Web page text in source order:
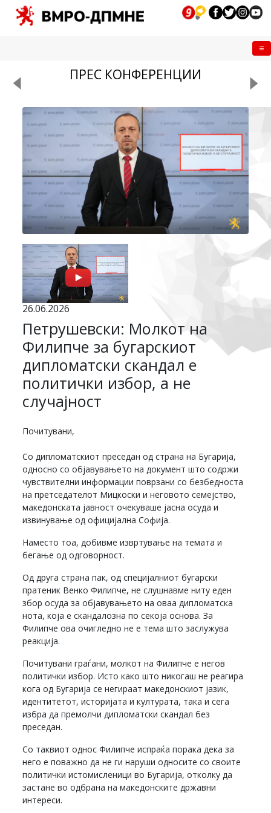
ПРЕС КОНФЕРЕНЦИИ
26.06.2026
Петрушевски: Молкот на
Филипче за бугарскиот
дипломатски скандал е
политички избор, а не
случајност
Почитувани,
Со дипломатскиот преседан од страна на Бугарија,
односно со објавувањето на документ што содржи
чувствителни информации поврзани со безбедноста
на претседателот Мицкоски и неговото семејство,
македонската јавност очекуваше јасна осуда и
извинување од официјална Софија.
Наместо тоа, добивме извртување на темата и
бегање од одговорност.
Од друга страна пак, од специјалниот бугарски
пратеник Венко Филипче, не слушнавме ниту еден
збор осуда за објавувањето на оваа дипломатска
нота, која е скандалозна по секоја основа. За
Филипче ова очигледно не е тема што заслужува
реакција.
Почитувани граѓани, молкот на Филипче е негов
политички избор. Исто како што никогаш не реагира
кога од Бугарија се негираат македонскиот јазик,
идентитетот, историјата и културата, така и сега
избра да премолчи дипломатски скандал без
преседан.
Со таквиот однос Филипче испраќа порака дека за
него е поважно да не ги наруши односите со своите
политички истомисленици во Бугарија, отколку да
застане во одбрана на македонските државни
интереси.